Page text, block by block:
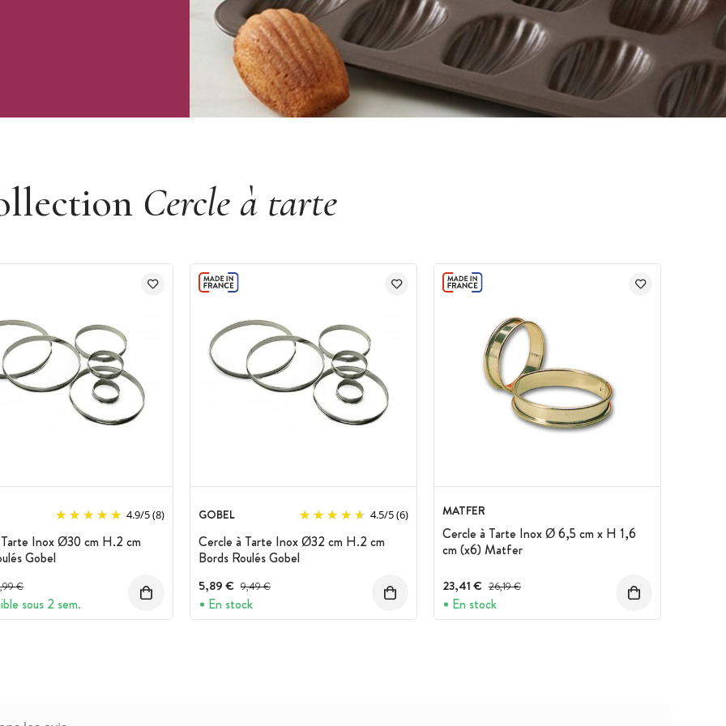
Cercle à tarte
4.9/5(8)
Inox Ø30 cm H.2 cm
Gobel
avant réduction :
€
sous 2 sem.
GOBEL 4.5/5(6)
Cercle à Tarte Inox Ø32 cm H.2 cm
Bords Roulés Gobel
5,89 € Prix avant réduction :
9,49 €
En stock
MATFER
Cercle à Tarte Inox Ø 6,5 cm x H 1,6
cm (x6) Matfer
23,41 € Prix avant réduction :
26,19 €
En stock